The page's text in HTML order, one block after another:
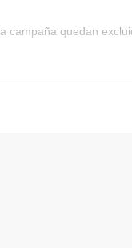
campaña quedan